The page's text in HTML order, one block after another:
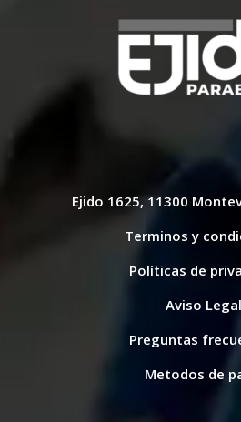
Ejido 1625, 11300
Terminos y
Políticas de
Aviso Legal
Preguntas
Metodos de